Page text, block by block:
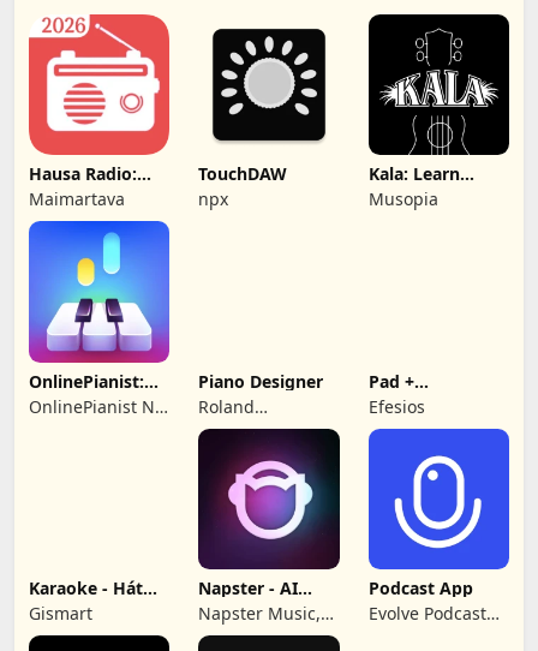
Hausa Radio:
BBC, DW, VOA,
DCL
Maimartava
TouchDAW
npx
Kala: Learn
Ukulele & Tuner
Musopia
OnlinePianist:
Bài hát Piano
OnlinePianist N.T
Piano Designer
Roland
Corporation
Pad +
Metrônomo:
DrumPad & MP3
Efesios
Karaoke - Hát
Vài Bài
Gismart
Napster - AI
Music & Experts
Napster Music,
Inc
Podcast App
Evolve Podcast